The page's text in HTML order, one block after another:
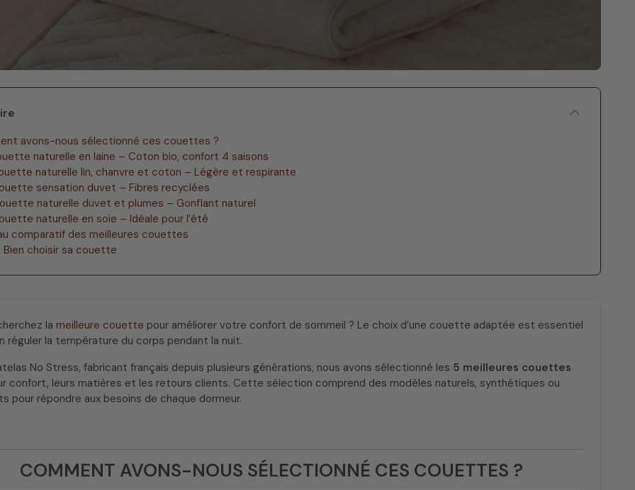
avons-nous sélectionné ces couettes ?
naturelle en laine – Coton bio, confort 4 saisons
naturelle lin, chanvre et coton – Légère et respirante
sensation duvet – Fibres recyclées
naturelle duvet et plumes – Gonflant naturel
naturelle en soie – Idéale pour l’été
comparatif des meilleures couettes
Bien choisir sa couette
la meilleure couette pour améliorer votre confort de sommeil ? Le choix d’une couette adaptée est essentiel
réguler la température du corps pendant la nuit.
No Stress, fabricant français depuis plusieurs générations, nous avons sélectionné les 5 meilleures couettes
confort, leurs matières et les retours clients. Cette sélection comprend des modèles naturels, synthétiques ou
pour répondre aux besoins de chaque dormeur.
COMMENT AVONS-NOUS SÉLECTIONNÉ CES COUETTES ?